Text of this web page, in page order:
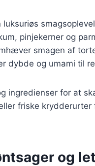
pinjekerner og
smagen af
dybde og umami til
ingredienser for at
friske krydderurter
og